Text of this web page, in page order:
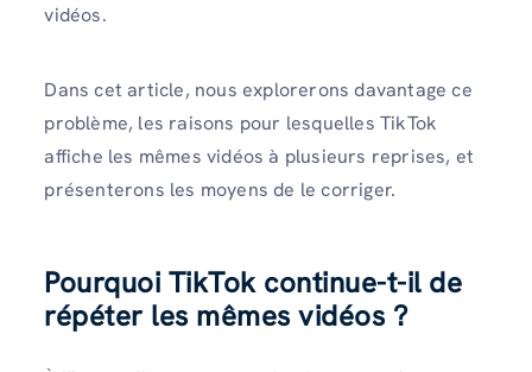
vidéos.
Dans cet article, nous explorerons davantage ce
problème, les raisons pour lesquelles TikTok
affiche les mêmes vidéos à plusieurs reprises, et
présenterons les moyens de le corriger.
Pourquoi TikTok continue-t-il de
répéter les mêmes vidéos ?